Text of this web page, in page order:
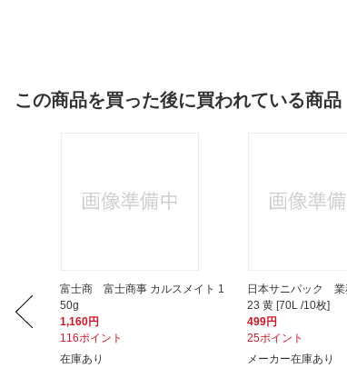
この商品を買った後に買われている商品
富士商 富士商事 カルスメイト 1
50g
1,160円
116ポイント
在庫あり
日本サニパック 業
23 黄 [70L /10枚]
499円
25ポイント
メーカー在庫あり